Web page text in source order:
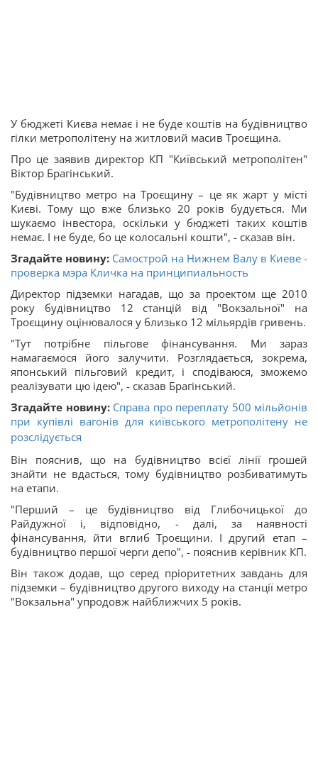
У бюджеті Києва немає і не буде коштів на будівництво
гілки метрополітену на житловий масив Троєщина.
Про це заявив директор КП "Київський метрополітен"
Віктор Брагінський.
"Будівництво метро на Троєщину – це як жарт у місті
Києві. Тому що вже близько 20 років будується. Ми
шукаємо інвестора, оскільки у бюджеті таких коштів
немає. І не буде, бо це колосальні кошти", - сказав він.
Згадайте новину: Самострой на Нижнем Валу в Киеве -
проверка мэра Кличка на принципиальность
Директор підземки нагадав, що за проектом ще 2010
року будівництво 12 станцій від "Вокзальної" на
Троєщину оцінювалося у близько 12 мільярдів гривень.
"Тут потрібне пільгове фінансування. Ми зараз
намагаємося його залучити. Розглядається, зокрема,
японський пільговий кредит, і сподіваюся, зможемо
реалізувати цю ідею", - сказав Брагінський.
Згадайте новину: Справа про переплату 500 мільйонів
при купівлі вагонів для київського метрополітену не
розслідується
Він пояснив, що на будівництво всієї лінії грошей
знайти не вдасться, тому будівництво розбиватимуть
на етапи.
"Перший – це будівництво від Глибочицької до
Райдужної і, відповідно, - далі, за наявності
фінансування, йти вглиб Троєщини. І другий етап –
будівництво першої черги депо", - пояснив керівник КП.
Він також додав, що серед пріоритетних завдань для
підземки – будівництво другого виходу на станції метро
"Вокзальна" упродовж найближчих 5 років.